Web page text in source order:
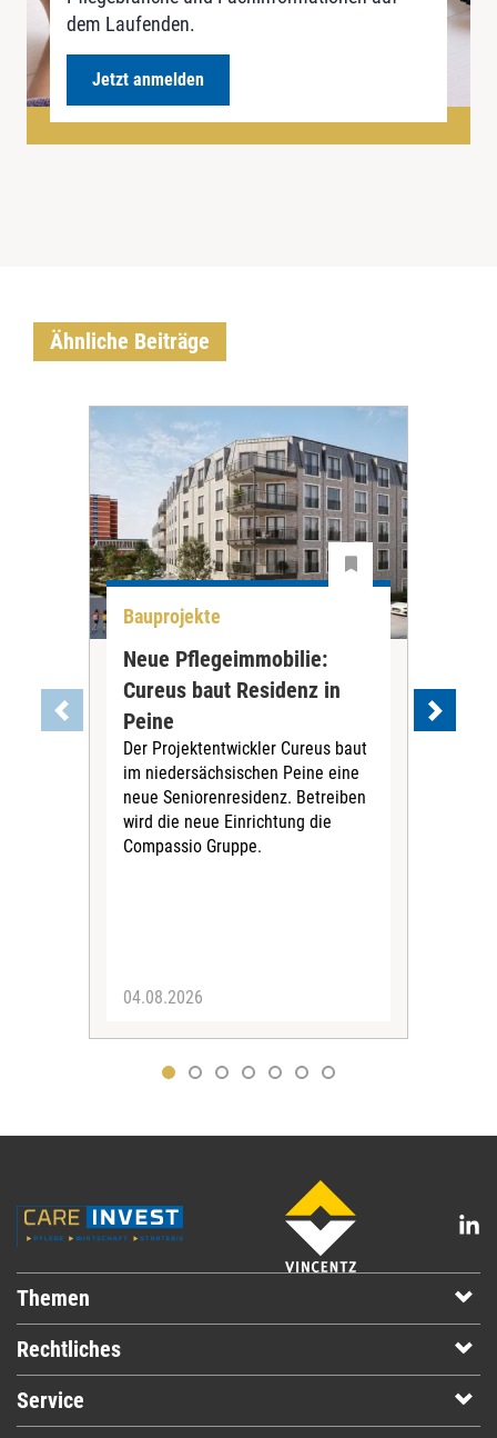
dem Laufenden.
Jetzt anmelden
Ähnliche Beiträge
Bauprojekte
Neue Pflegeimmobilie:
Cureus baut Residenz in
Peine
Der Projektentwickler Cureus baut
im niedersächsischen Peine eine
neue Seniorenresidenz. Betreiben
wird die neue Einrichtung die
Compassio Gruppe.
04.08.2026
Themen
Rechtliches
Service